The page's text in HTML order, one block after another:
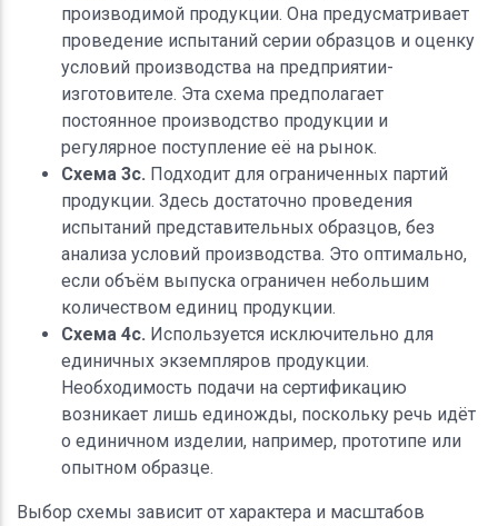
производимой продукции. Она предусматривает
проведение испытаний серии образцов и оценку
условий производства на предприятии-
изготовителе. Эта схема предполагает
постоянное производство продукции и
регулярное поступление её на рынок.
Схема 3с. Подходит для ограниченных партий
продукции. Здесь достаточно проведения
испытаний представительных образцов, без
анализа условий производства. Это оптимально,
если объём выпуска ограничен небольшим
количеством единиц продукции.
Схема 4с. Используется исключительно для
единичных экземпляров продукции.
Необходимость подачи на сертификацию
возникает лишь единожды, поскольку речь идёт
о единичном изделии, например, прототипе или
опытном образце.
Выбор схемы зависит от характера и масштабов